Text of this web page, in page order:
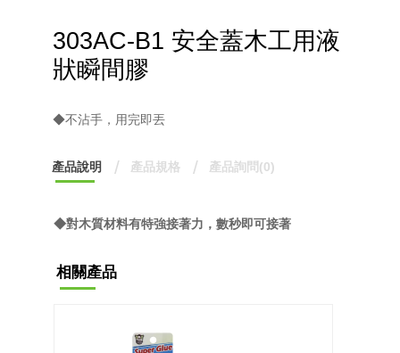
303AC-B1 安全蓋木工用液
狀瞬間膠
◆不沾手，用完即丟
產品說明 產品規格 產品詢問(0)
◆對木質材料有特強接著力，數秒即可接著
相關產品